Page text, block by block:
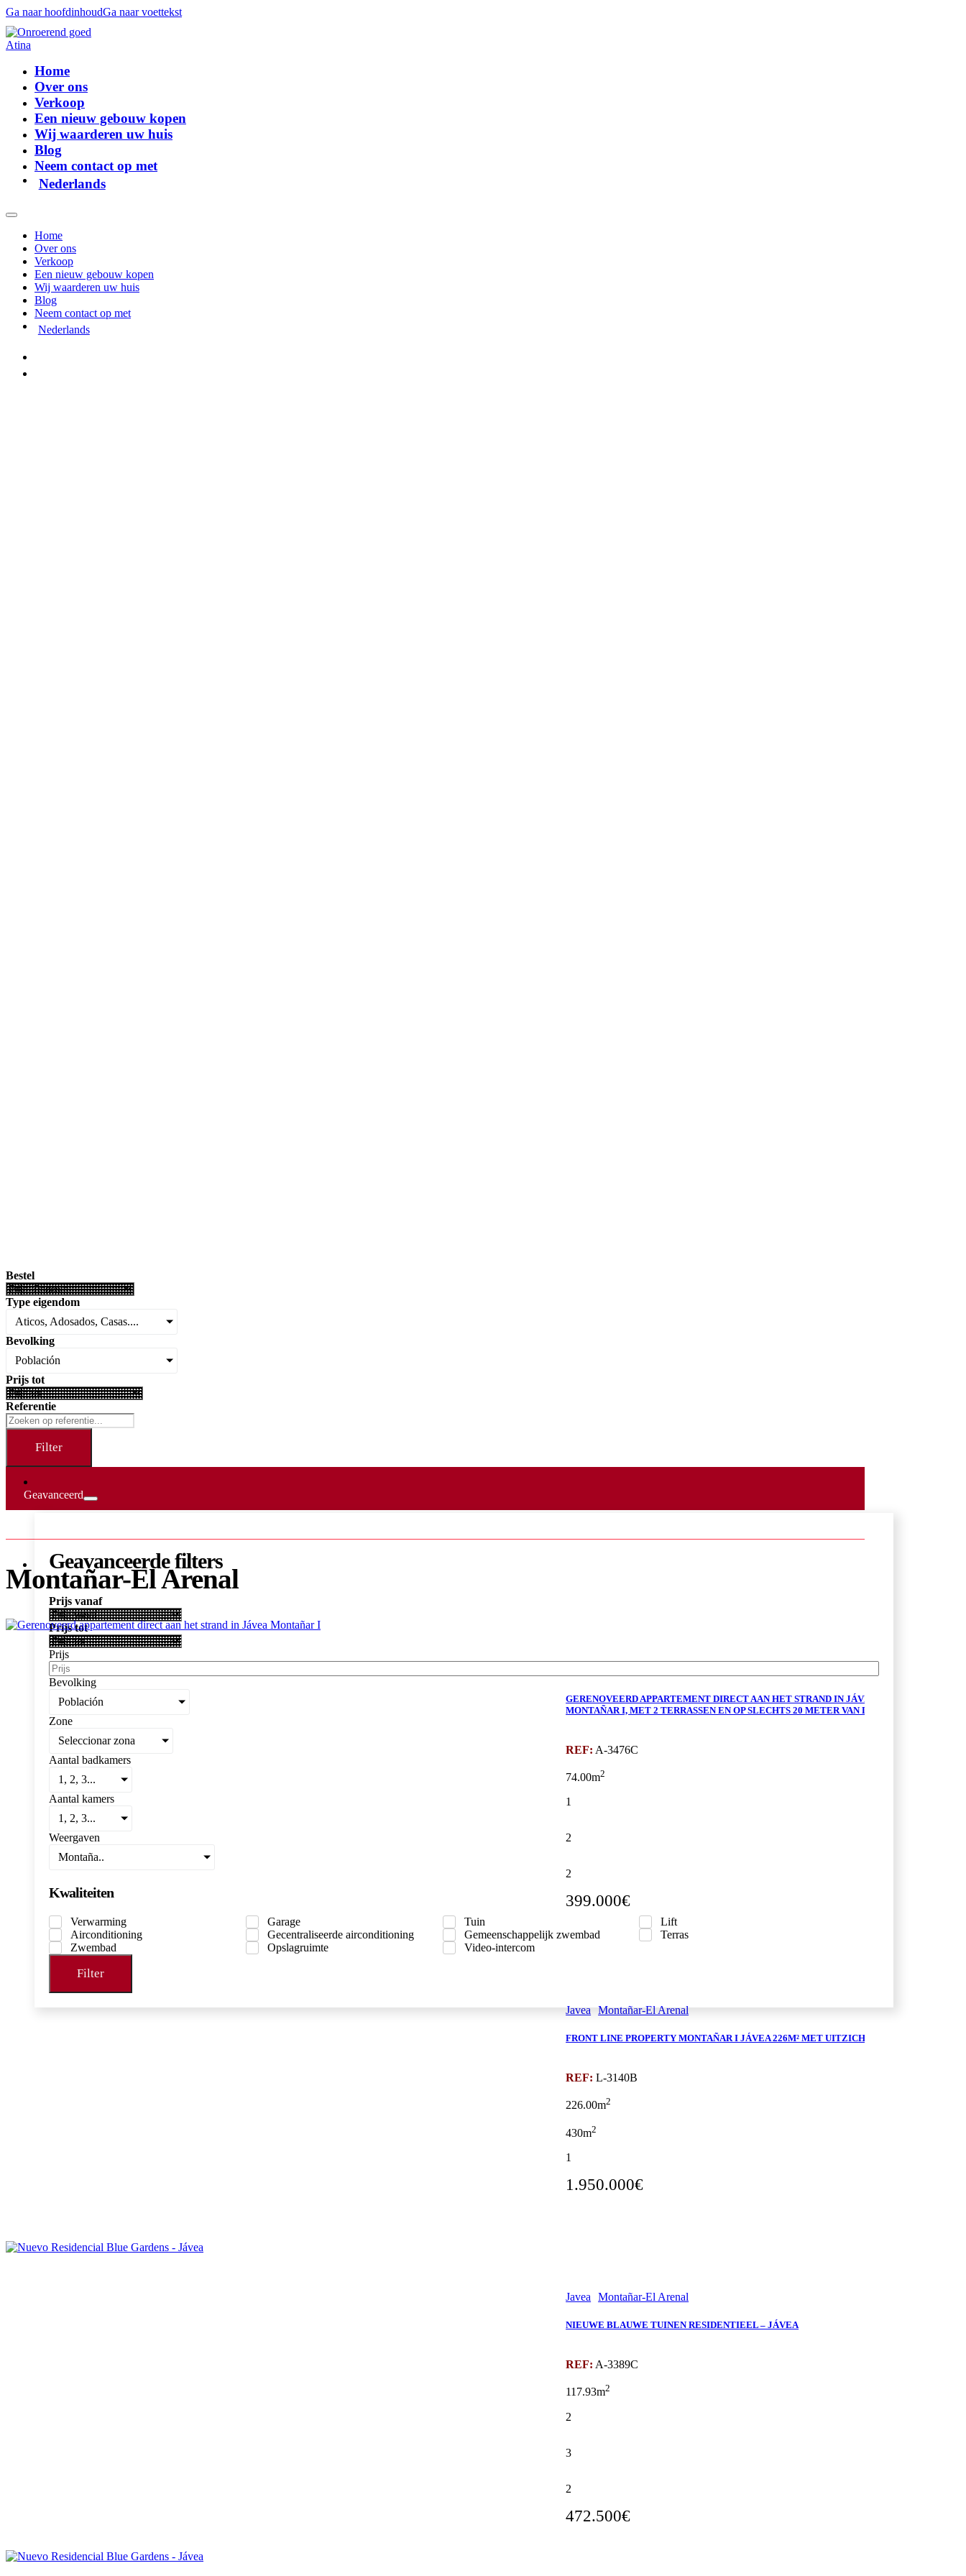
Ga naar hoofdinhoudGa naar voettekst
Home
Over ons
Verkoop
Een nieuw gebouw kopen
Wij waarderen uw huis
Blog
Neem contact op met
Nederlands
Home
Over ons
Verkoop
Een nieuw gebouw kopen
Wij waarderen uw huis
Blog
Neem contact op met
Nederlands
Bestel
Type eigendom
Aticos, Adosados, Casas....
Bevolking
Población
Prijs tot
Referentie
Filter
Geavanceerd
Geavanceerde filters
Prijs vanaf
Prijs tot
Prijs
Bevolking
Población
Zone
Seleccionar zona
Aantal badkamers
1, 2, 3...
Aantal kamers
1, 2, 3...
Weergaven
Montaña..
Kwaliteiten
Verwarming Garage Tuin
Lift
Airconditioning
Gecentraliseerde airconditioning Gemeenschappelijk zwembad
Terras
Zwembad
Opslagruimte Video-intercom
Filter
Montañar-El Arenal
GERENOVEERD APPARTEMENT DIRECT AAN HET STRAND IN JÁVEA
MONTAÑAR I, MET 2 TERRASSEN EN OP SLECHTS 20 METER VAN DE ZEE.
REF: A-3476C
74.00m2
1
2
2
399.000€
Javea Montañar-El Arenal
FRONT LINE PROPERTY MONTAÑAR I JÁVEA 226M² MET UITZICHT OP ZEE
REF: L-3140B
226.00m2
430m2
1
1.950.000€
Javea Montañar-El Arenal
NIEUWE BLAUWE TUINEN RESIDENTIEEL – JÁVEA
REF: A-3389C
117.93m2
2
3
2
472.500€